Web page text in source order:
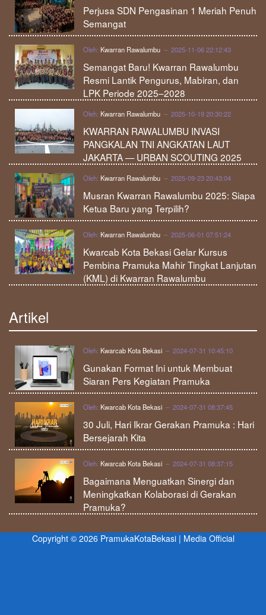
Perjusa SDN Pengasinan 1 Meriah Penuh
Semangat
Oleh: Kwarran Rawalumbu – 2025-11-06 22:12:43
Semangat Baru! Kwarran Rawalumbu
Resmi Lantik Pengurus, Mabiran, dan
LPK Periode 2025–2028
Oleh: Kwarran Rawalumbu – 2025-10-19 20:30:22
KWARRAN RAWALUMBU INVASI
PANGKALAN TNI ANGKATAN LAUT
JAKARTA — URBAN SCOUTING 2025
Oleh: Kwarran Rawalumbu – 2025-09-23 20:43:04
Musran Kwarran Rawalumbu 2025: Siapa
Ketua Baru yang Terpilih?
Oleh: Kwarran Rawalumbu – 2025-06-01 07:51:24
Kwarcab Kota Bekasi Gelar Kursus
Pembina Pramuka Mahir Tingkat Lanjutan
(KML) di Kwarran Rawalumbu
Artikel
Oleh: Kwarcab Kota Bekasi – 2024-07-31 10:45:10
Gunakan Format Ini untuk Membuat
Siaran Pers Kegiatan Pramuka
Oleh: Kwarcab Kota Bekasi – 2024-07-31 08:37:45
30 Juli, Hari Ikrar Gerakan Pramuka : Hari
Bersejarah Kita
Oleh: Kwarcab Kota Bekasi – 2024-07-31 08:37:15
Bagaimana Menguatkan Sinergi dan
Meningkatkan Kolaborasi di Gerakan
Pramuka?
Copyright © 2026 PramukaKotaBekasi | Media Official